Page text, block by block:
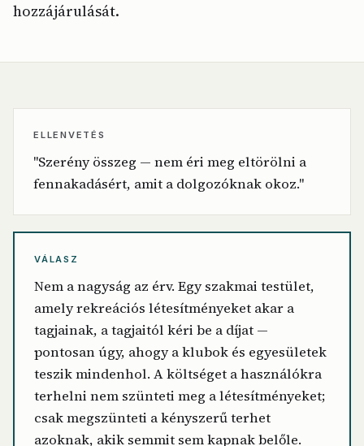
hozzájárulását.
ELLENVETÉS
"Szerény összeg — nem éri meg eltörölni a
fennakadásért, amit a dolgozóknak okoz."
VÁLASZ
Nem a nagyság az érv. Egy szakmai testület,
amely rekreációs létesítményeket akar a
tagjainak, a tagjaitól kéri be a díjat —
pontosan úgy, ahogy a klubok és egyesületek
teszik mindenhol. A költséget a használókra
terhelni nem szünteti meg a létesítményeket;
csak megszünteti a kényszerű terhet
azoknak, akik semmit sem kapnak belőle.